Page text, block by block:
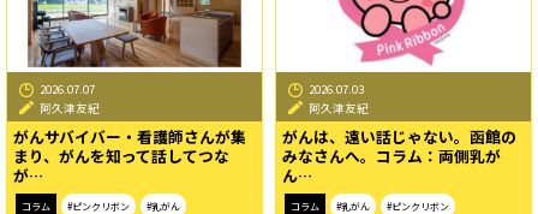
2026.07.07
阿久津友紀
がんサバイバー・看護師さんが集
まり、がんを知って話してつな
が…
コラム #ピンクリボン #乳がん
2026.07.03
阿久津友紀
がんは、遠い話じゃない。函館の
みなさんへ。コラム：両側乳が
ん…
コラム #乳がん #ピンクリボン